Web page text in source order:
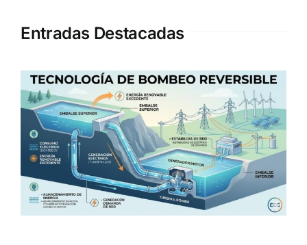
Entradas Destacadas